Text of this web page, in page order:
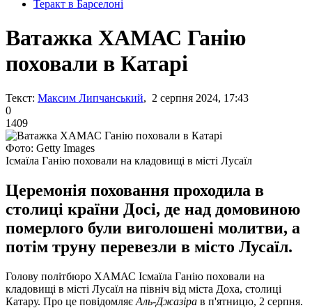
Теракт в Барселоні
Ватажка ХАМАС Ганію
поховали в Катарі
Текст: Максим Липчанський, 2 серпня 2024, 17:43
0
1409
Фото: Getty Images
Ісмаїла Ганію поховали на кладовищі в місті Лусаїл
Церемонія поховання проходила в
столиці країни Досі, де над домовиною
померлого були виголошені молитви, а
потім труну перевезли в місто Лусаїл.
Голову політбюро ХАМАС Ісмаїла Ганію поховали на
кладовищі в місті Лусаїл на північ від міста Доха, столиці
Катару. Про це повідомляє Аль-Джазіра в п'ятницю, 2 серпня.